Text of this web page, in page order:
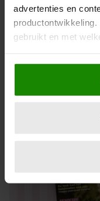
advertenties en
gebruikt en met
Als u het toestaat,
Informatie
die tot een paar
op specifieke
verwerkt en stel uw
intrekken in de